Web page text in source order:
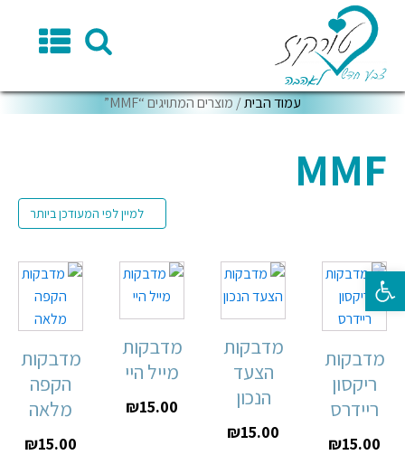
פתח סרגל נגישות
עמוד הבית/ מוצרים המתויגים “MMF”
MMF
מדבקות
ריקסון
ריידרס
₪15.00
מדבקות
הצעד
הנכון
₪15.00
מדבקות
מייל היי
₪15.00
מדבקות
הקפה
מלאה
₪15.00